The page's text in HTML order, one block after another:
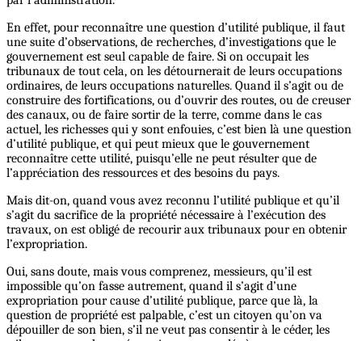
En effet, pour reconnaître une question d’utilité publique, il faut
une suite d’observations, de recherches, d’investigations que le
gouvernement est seul capable de faire. Si on occupait les
tribunaux de tout cela, on les détournerait de leurs occupations
ordinaires, de leurs occupations naturelles. Quand il s’agit ou de
construire des fortifications, ou d’ouvrir des routes, ou de creuser
des canaux, ou de faire sortir de la terre, comme dans le cas
actuel, les richesses qui y sont enfouies, c’est bien là une question
d’utilité publique, et qui peut mieux que le gouvernement
reconnaître cette utilité, puisqu’elle ne peut résulter que de
l’appréciation des ressources et des besoins du pays.
Mais dit-on, quand vous avez reconnu l’utilité publique et qu’il
s’agit du sacrifice de la propriété nécessaire à l’exécution des
travaux, on est obligé de recourir aux tribunaux pour en obtenir
l’expropriation.
Oui, sans doute, mais vous comprenez, messieurs, qu’il est
impossible qu’on fasse autrement, quand il s’agit d’une
expropriation pour cause d’utilité publique, parce que là, la
question de propriété est palpable, c’est un citoyen qu’on va
dépouiller de son bien, s’il ne veut pas consentir à le céder, les